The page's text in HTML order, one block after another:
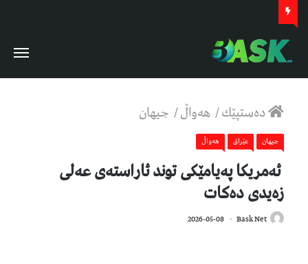
دەستپێك/ هەواڵ/ جیهان
جیهان عێراق هەواڵ
ئەمریکا پەیامێکی توند ئاراستەی عەلی
زەیدی دەکات
Bask Net
2026-05-08